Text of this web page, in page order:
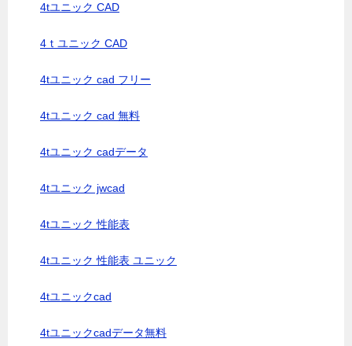
4tユニック CAD
4ｔユニック CAD
4tユニック cad フリー
4tユニック cad 無料
4tユニック cadデータ
4tユニック jwcad
4tユニック 性能表
4tユニック 性能表 ユニック
4tユニックcad
4tユニックcadデータ無料